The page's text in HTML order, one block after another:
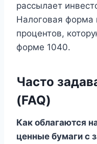
рассылает
Налоговая форма
процентов,
форме 1040.
Часто
(FAQ)
Как облагаются
ценные бумаги с